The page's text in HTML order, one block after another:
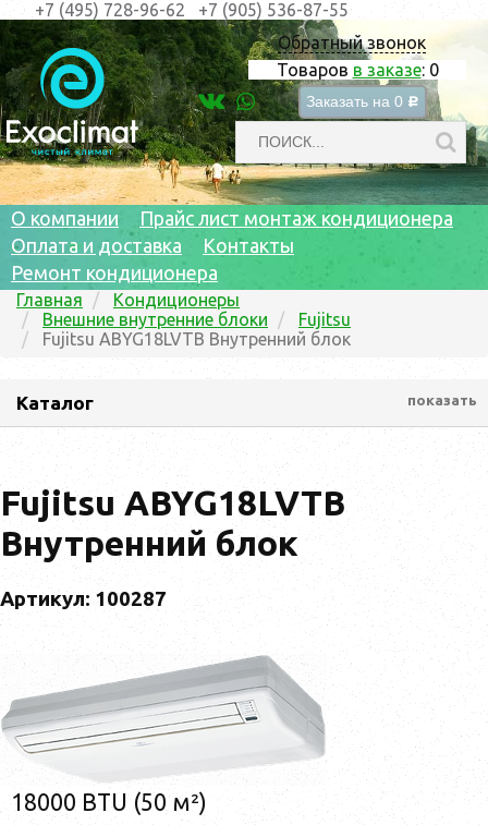
Обратный звонок
Товаров в заказе: 0
Заказать на 0 c
+7 (495) 728-96-62 +7 (905) 536-87-55
О компании
Прайс лист монтаж кондиционера
Оплата и доставка
Контакты
Ремонт кондиционера
Главная
Кондиционеры
Внешние внутренние блоки
Fujitsu
Fujitsu ABYG18LVTB Внутренний блок
Каталог показать
Fujitsu ABYG18LVTB
Внутренний блок
Артикул: 100287
18000 BTU (50 м²)